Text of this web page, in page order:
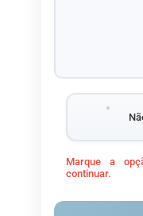
Marque a
continuar.